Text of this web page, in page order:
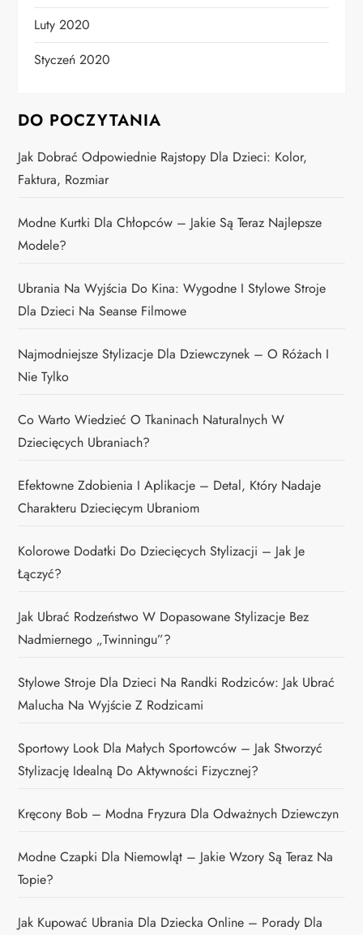
Luty 2020
Styczeń 2020
DO POCZYTANIA
Jak Dobrać Odpowiednie Rajstopy Dla Dzieci: Kolor,
Faktura, Rozmiar
Modne Kurtki Dla Chłopców – Jakie Są Teraz Najlepsze
Modele?
Ubrania Na Wyjścia Do Kina: Wygodne I Stylowe Stroje
Dla Dzieci Na Seanse Filmowe
Najmodniejsze Stylizacje Dla Dziewczynek – O Różach I
Nie Tylko
Co Warto Wiedzieć O Tkaninach Naturalnych W
Dziecięcych Ubraniach?
Efektowne Zdobienia I Aplikacje – Detal, Który Nadaje
Charakteru Dziecięcym Ubraniom
Kolorowe Dodatki Do Dziecięcych Stylizacji – Jak Je
Łączyć?
Jak Ubrać Rodzeństwo W Dopasowane Stylizacje Bez
Nadmiernego „twinningu”?
Stylowe Stroje Dla Dzieci Na Randki Rodziców: Jak Ubrać
Malucha Na Wyjście Z Rodzicami
Sportowy Look Dla Małych Sportowców – Jak Stworzyć
Stylizację Idealną Do Aktywności Fizycznej?
Kręcony Bob – Modna Fryzura Dla Odważnych Dziewczyn
Modne Czapki Dla Niemowląt – Jakie Wzory Są Teraz Na
Topie?
Jak Kupować Ubrania Dla Dziecka Online – Porady Dla